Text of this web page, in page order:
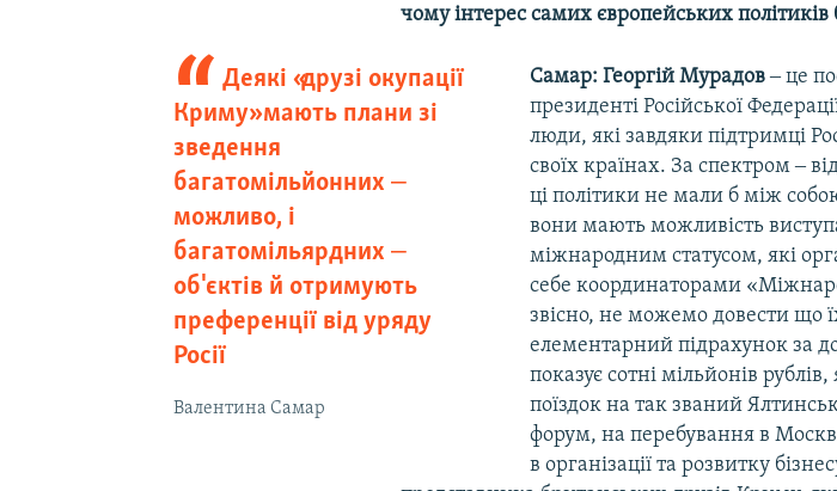
чому інтерес самих європейських політиків
Деякі «друзі окупації
Криму» мають плани зі
зведення
багатомільйонних ‒
можливо, і
багатомільярдних ‒
об'єктів й отримують
преференції від уряду
Росії
Валентина Самар
Самар: Георгій Мурадов‒ це
президенті Російської
люди, які завдяки підтримці
своїх країнах. За спектром ‒
ці політики не мали б між
вони мають можливість
міжнародним статусом, які
себе координаторами
звісно, не можемо довести що
елементарний підрахунок за
показує сотні мільйонів
поїздок на так званий
форум, на перебування в
в організації та розвитку